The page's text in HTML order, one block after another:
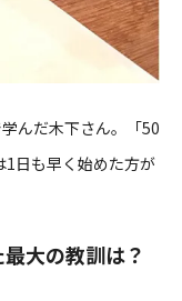
んだ木下さん。「50
日も早く始めた方が
最大の教訓は？